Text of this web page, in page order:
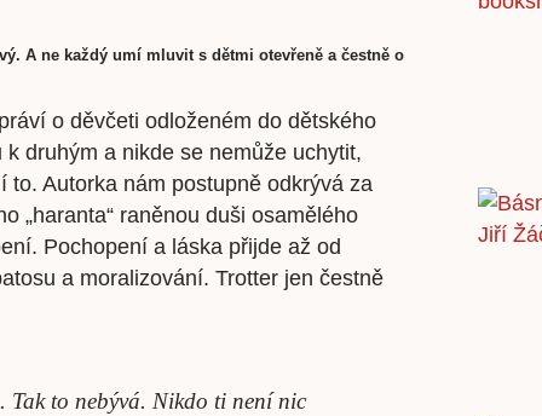
A ne každý umí mluvit s dětmi otevřeně a čestně o
o děvčeti odloženém do dětského
druhým a nikde se nemůže uchytit,
Autorka nám postupně odkrývá za
„haranta“ raněnou duši osamělého
Pochopení a láska přijde až od
a moralizování. Trotter jen čestně
Tak to nebývá. Nikdo ti není nic